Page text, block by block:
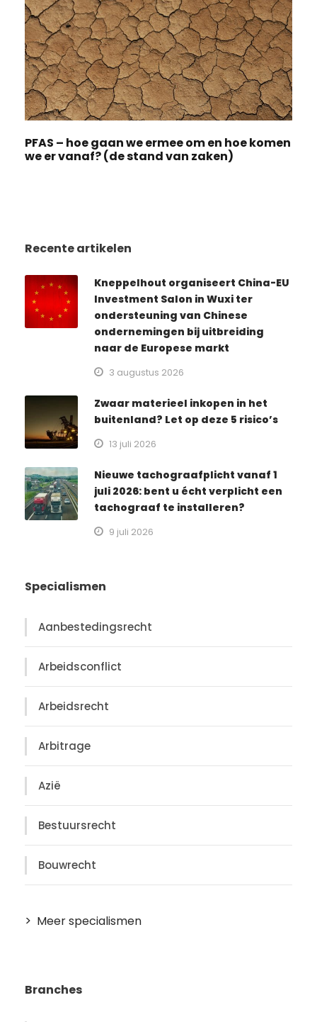
PFAS – hoe gaan we ermee om en hoe komen
we er vanaf? (de stand van zaken)
Recente artikelen
Kneppelhout organiseert China-EU
Investment Salon in Wuxi ter
ondersteuning van Chinese
ondernemingen bij uitbreiding
naar de Europese markt
3 augustus 2026
Zwaar materieel inkopen in het
buitenland? Let op deze 5 risico’s
13 juli 2026
Nieuwe tachograafplicht vanaf 1
juli 2026: bent u écht verplicht een
tachograaf te installeren?
9 juli 2026
Specialismen
Aanbestedingsrecht
Arbeidsconflict
Arbeidsrecht
Arbitrage
Azië
Bestuursrecht
Bouwrecht
Meer specialismen
Branches